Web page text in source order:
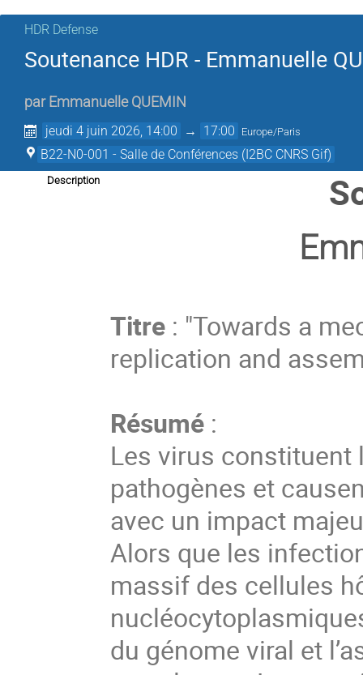
HDR Defense
Soutenance HDR - Emmanuelle
par Emmanuelle QUEMIN
jeudi 4 juin 2026, 14:00 → 17:00 Europe/Paris
B22-N0-001 - Salle de Conférences (I2BC CNRS Gif)
Description
Titre : "Towards a
replication and
Résumé :
Les virus constituent
pathogènes et
avec un impact
Alors que les
massif des cellules
du génome viral et